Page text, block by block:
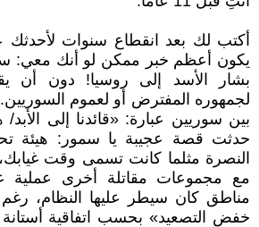
أكتب لك بعد انقطاع سنوات
يكون أعظم خبر ممكن لو أنك معي:
بشار الأسد إلى روسيا! دون أن
لجمهوره المفترض أو لعموم
بين سوريين عبارة: «قائدنا إلى
حدثت قصة عجيبة يا سمور: هيئة
النصرة مثلما كانت تسمى وقت
مع مجموعات مقاتلة أخرى عملية
مناطق كان سيطر عليها النظام،
خفض التصعيد» بحسب اتفاقية أستانة